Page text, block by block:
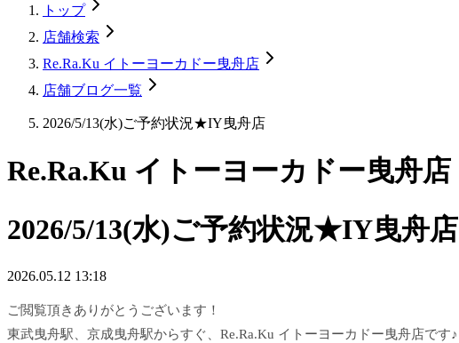
トップ
店舗検索
Re.Ra.Ku イトーヨーカドー曳舟店
店舗ブログ一覧
2026/5/13(水)ご予約状況★IY曳舟店
Re.Ra.Ku イトーヨーカドー曳舟店
2026/5/13(水)ご予約状況★IY曳舟店
2026.05.12 13:18
ご閲覧頂きありがとうございます！
東武曳舟駅、京成曳舟駅からすぐ、Re.Ra.Ku イトーヨーカドー曳舟店です♪